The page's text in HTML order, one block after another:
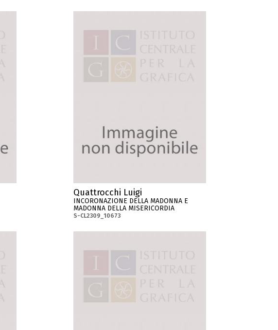
Quattrocchi Luigi
INCORONAZIONE DELLA MADONNA E
MADONNA DELLA MISERICORDIA
S-CL2309_10673